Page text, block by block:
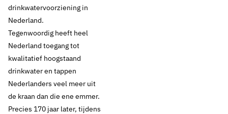
drinkwatervoorziening in
Nederland.
Tegenwoordig heeft heel
Nederland toegang tot
kwalitatief hoogstaand
drinkwater en tappen
Nederlanders veel meer uit
de kraan dan die ene emmer.
Precies 170 jaar later, tijdens